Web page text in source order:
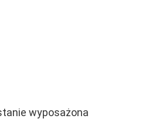
wyposażona